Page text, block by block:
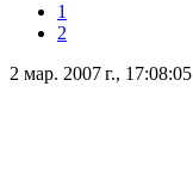
1
2
2 мар. 2007 г., 17:08:05